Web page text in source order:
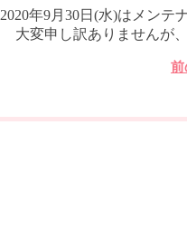
2020年9月30日(水)はメンテ
大変申し訳ありませんが
前